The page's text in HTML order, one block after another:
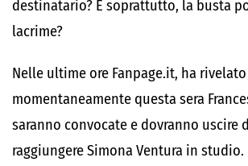
destinatario? E soprattutto, la busta
lacrime?
Nelle ultime ore Fanpage.it, ha
momentaneamente questa sera
saranno convocate e dovranno uscire
raggiungere Simona Ventura in studio.